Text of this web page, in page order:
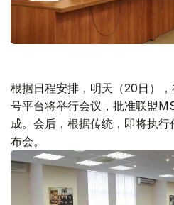
根据日程安排，明天（20日）
号平台将举行会议，批准联盟
成。会后，根据传统，即将执
布会。